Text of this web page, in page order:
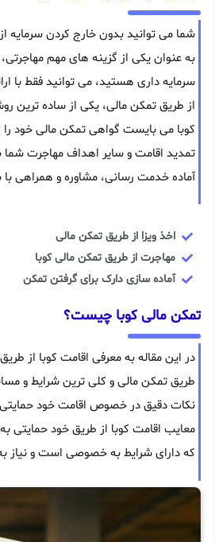
شما می توانید بدون خارج کردن سرمایه
به عنوان یکی از گزینه های مهم
سرمایه داری هستید، می توانید فقط با
از طریق تمکن مالی، یکی از ساده
کوبا می بایست گواهی تمکن مالی خود را
تمدید اقامت و سایر اهداف مهاجرت
آماده خدمت رسانی، مشاوره و همراهی
اخذ ویزا از طریق تمکن مالی
مهاجرت از طریق تمکن مالی کوبا
آماده سازی دارک برای گرفتن تمکن
تمکن مالی کوبا چیست؟
در این مقاله به معرفی اقامت کوبا از
طریق تمکن مالی و کلی ترین شرایط و
نکات دقیق در خصوص اقامت خود حمایتی
معایب اقامت کوبا از طریق خود
که دارای شرایط به خصوصی است و نیاز به